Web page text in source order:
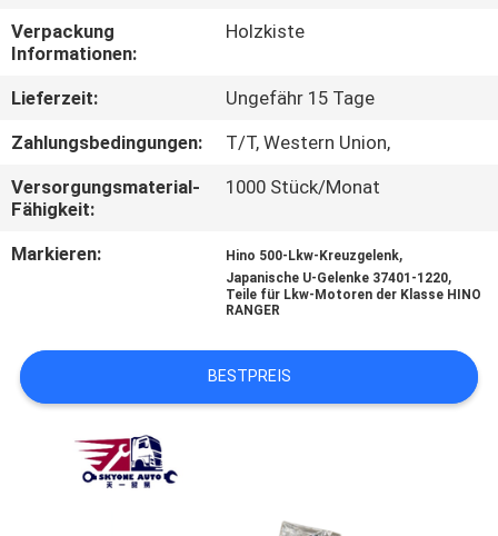
TRETEN
SIE
MIT
UNS
IN
VERBINDUNG
FORDERN
SIE EIN
SITEMAP
Verpackung
Informationen:
Holzkiste
Lieferzeit:
Ungefähr 15 Tage
Zahlungsbedingungen:
T/T, Western Union,
Versorgungsmaterial-
Fähigkeit:
1000 Stück/Monat
Markieren: Hino 500-Lkw-Kreuzgelenk,
Japanische U-Gelenke 37401-1220,
Teile für Lkw-Motoren der Klasse HINO
RANGER
BESTPREIS